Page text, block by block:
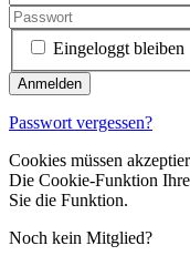
Eingeloggt bleiben
Passwort vergessen?
Cookies müssen
Die Cookie-Funktion
Sie die Funktion.
Noch kein Mitglied?